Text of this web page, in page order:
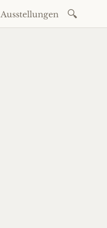
Ausstellungen